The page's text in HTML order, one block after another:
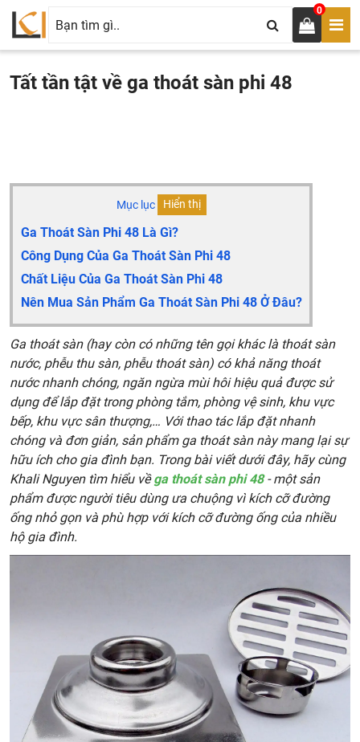
0
Tất tần tật về ga thoát sàn phi 48
Mục lục Hiển thị
Ga Thoát Sàn Phi 48 Là Gì?
Công Dụng Của Ga Thoát Sàn Phi 48
Chất Liệu Của Ga Thoát Sàn Phi 48
Nên Mua Sản Phẩm Ga Thoát Sàn Phi 48 Ở Đâu?
Ga thoát sàn (hay còn có những tên gọi khác là thoát sàn
nước, phễu thu sàn, phễu thoát sàn) có khả năng thoát
nước nhanh chóng, ngăn ngừa mùi hôi hiệu quả được sử
dụng để lắp đặt trong phòng tắm, phòng vệ sinh, khu vực
bếp, khu vực sân thượng,… Với thao tác lắp đặt nhanh
chóng và đơn giản, sản phẩm ga thoát sàn này mang lại sự
hữu ích cho gia đình bạn. Trong bài viết dưới đây, hãy cùng
Khali Nguyen tìm hiểu vềga thoát sàn phi 48- một sản
phẩm được người tiêu dùng ưa chuộng vì kích cỡ đường
ống nhỏ gọn và phù hợp với kích cỡ đường ống của nhiều
hộ gia đình.